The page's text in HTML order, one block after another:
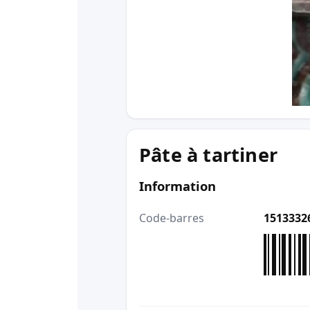
Pâte à tartiner
Information
Code-barres